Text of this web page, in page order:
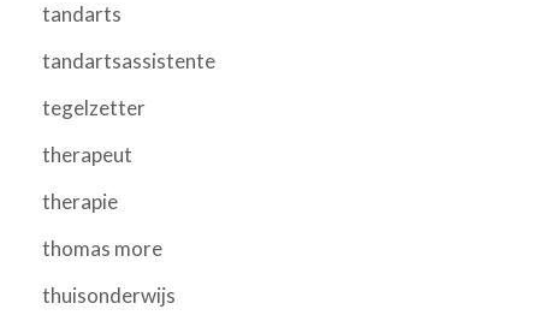
tandarts
tandartsassistente
tegelzetter
therapeut
therapie
thomas more
thuisonderwijs